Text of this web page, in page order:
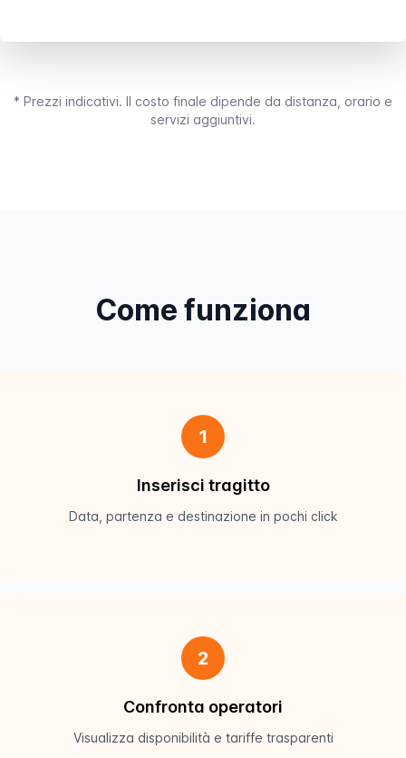
* Prezzi indicativi. Il costo finale dipende da distanza, orario e
servizi aggiuntivi.
Come funziona
1
Inserisci tragitto
Data, partenza e destinazione in pochi click
2
Confronta operatori
Visualizza disponibilità e tariffe trasparenti